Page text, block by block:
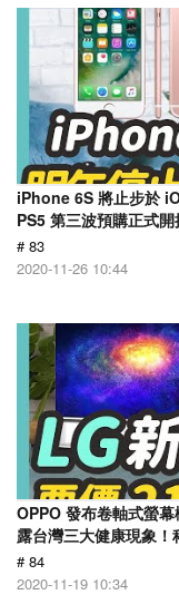
iPhone 6S 將止步於
PS5 第三波預購正式
# 83
2020-11-26 10:44
OPPO 發布卷軸式螢
露台灣三大健康現象
# 84
2020-11-19 10:34